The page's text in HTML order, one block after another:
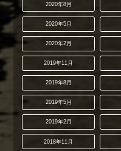
2020年8月
2020年5月
2020年2月
2019年11月
2019年8月
2019年5月
2019年2月
2018年11月